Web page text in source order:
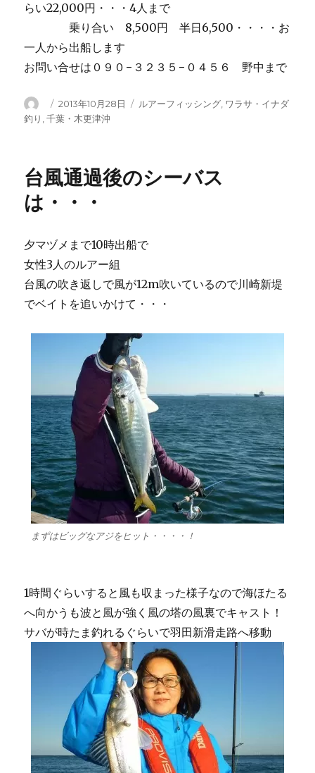
らい22,000円・・・4人まで
乗り合い 8,500円 半日6,500・・・・お
一人から出船します
お問い合せは０９０−３２３５−０４５６ 野中まで
投
稿
投
稿
2013年10月28日
カ
ルアーフィッシング, ワラサ・イナダ
釣り ,千葉・木更津沖
台風通過後のシーバス
は・・・
夕マヅメまで10時出船で
女性3人のルアー組
台風の吹き返しで風が12m吹いているので川崎新堤
でベイトを追いかけて・・・
まずはビッグなアジをヒット・・・・！
1時間ぐらいすると風も収まった様子なので海ほたる
へ向かうも波と風が強く風の塔の風裏でキャスト！
サバが時たま釣れるぐらいで羽田新滑走路へ移動